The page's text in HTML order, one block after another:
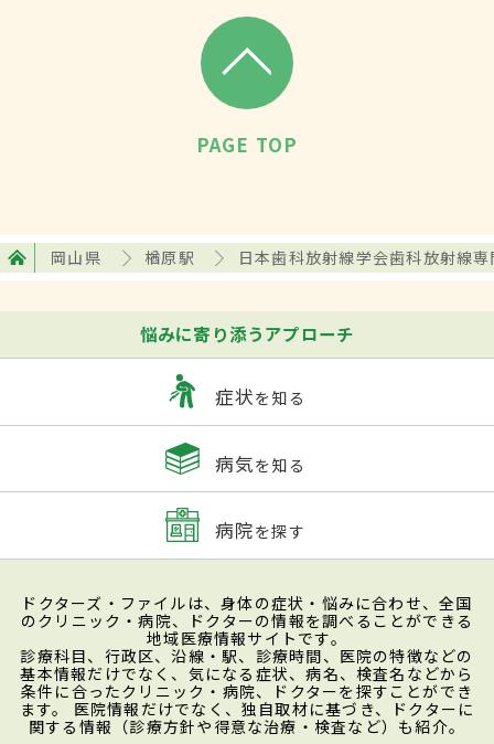
PAGE TOP
岡山県 楢原駅 日本歯科放射線学会歯科放射線
悩みに寄り添うアプローチ
症状を知る
病気を知る
病院を探す
ドクターズ・ファイルは、身体の症状・悩みに合わせ、全国
のクリニック・病院、ドクターの情報を調べることができる
地域医療情報サイトです。
診療科目、行政区、沿線・駅、診療時間、医院の特徴などの
基本情報だけでなく、気になる症状、病名、検査名などから
条件に合ったクリニック・病院、ドクターを探すことができ
ます。 医院情報だけでなく、独自取材に基づき、ドクターに
関する情報（診療方針や得意な治療・検査など）も紹介。